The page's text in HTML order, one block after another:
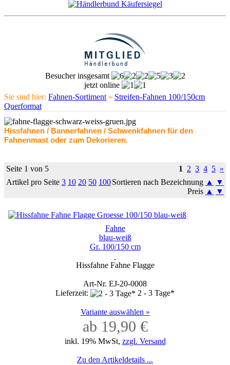
Besucher insgesamt
jetzt online
Sie sind hier: Fahnen-Sortiment » Streifen-Fahnen 100/150cm
Querformat
Hissfahnen / Bannerfahnen / Schwenkfahnen für den
Fahnenmast oder zum Dekorieren.
Seite 1 von 5 1 2 3 4 5 »
Artikel pro Seite 3 10 20 50 100Sortieren nach Bezeichnung ▲
▼
Preis ▲ ▼
Fahne
blau-weiß
Gr. 100/150 cm
Hissfahne Fahne Flagge
Art-Nr. EJ-20-0008
Lieferzeit:
2 - 3 Tage*
Variante auswählen »
ab 19,90 €
inkl. 19% MwSt, zzgl. Versand
Zu den Artikeldetails ...